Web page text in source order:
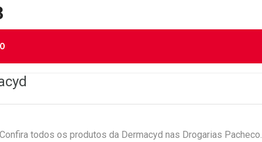
Confira todos os produtos da Dermacyd nas Drogarias Pacheco.